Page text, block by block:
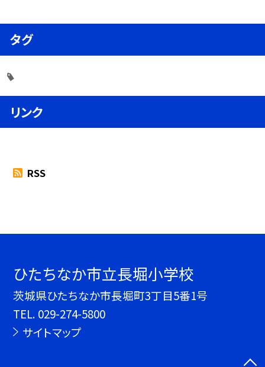
タグ
リンク
RSS
ひたちなか市立長堀小学校
茨城県ひたちなか市長堀町3丁目5番1号
TEL. 029-274-5800
サイトマップ